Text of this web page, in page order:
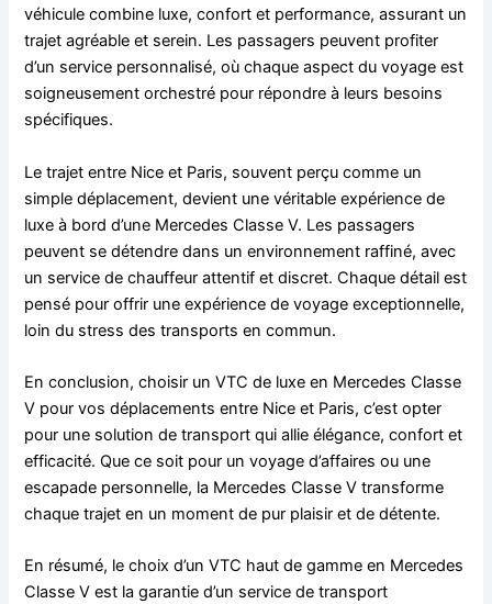
véhicule combine luxe, confort et performance, assurant un
trajet agréable et serein. Les passagers peuvent profiter
d’un service personnalisé, où chaque aspect du voyage est
soigneusement orchestré pour répondre à leurs besoins
spécifiques.
Le trajet entre Nice et Paris, souvent perçu comme un
simple déplacement, devient une véritable expérience de
luxe à bord d’une Mercedes Classe V. Les passagers
peuvent se détendre dans un environnement raffiné, avec
un service de chauffeur attentif et discret. Chaque détail est
pensé pour offrir une expérience de voyage exceptionnelle,
loin du stress des transports en commun.
En conclusion, choisir un VTC de luxe en Mercedes Classe
V pour vos déplacements entre Nice et Paris, c’est opter
pour une solution de transport qui allie élégance, confort et
efficacité. Que ce soit pour un voyage d’affaires ou une
escapade personnelle, la Mercedes Classe V transforme
chaque trajet en un moment de pur plaisir et de détente.
En résumé, le choix d’un VTC haut de gamme en Mercedes
Classe V est la garantie d’un service de transport